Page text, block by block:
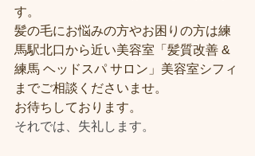
す。
髪の毛にお悩みの方やお困りの方は練
馬駅北口から近い美容室「髪質改善 &
練馬 ヘッドスパ サロン」美容室シフィ
までご相談くださいませ。
お待ちしております。
それでは、失礼します。